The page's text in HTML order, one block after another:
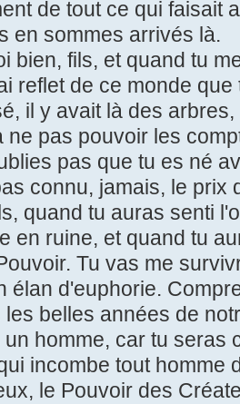
de tout ce qui faisait
en sommes arrivés là.
bien, fils, et quand tu
reflet de ce monde
il y avait là des
ne pas pouvoir les
pas que tu es né
connu, jamais, le prix
quand tu auras senti
en ruine, et quand tu
Tu vas me
élan d'euphorie.
belles années de
homme, car tu seras
incombe tout homme
le Pouvoir des